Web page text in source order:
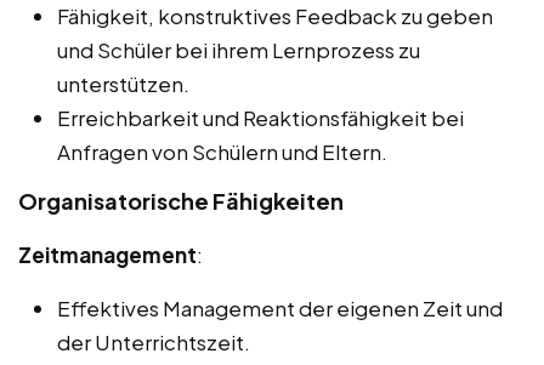
Fähigkeit, konstruktives Feedback zu geben
und Schüler bei ihrem Lernprozess zu
unterstützen.
Erreichbarkeit und Reaktionsfähigkeit bei
Anfragen von Schülern und Eltern.
Organisatorische Fähigkeiten
Zeitmanagement:
Effektives Management der eigenen Zeit und
der Unterrichtszeit.